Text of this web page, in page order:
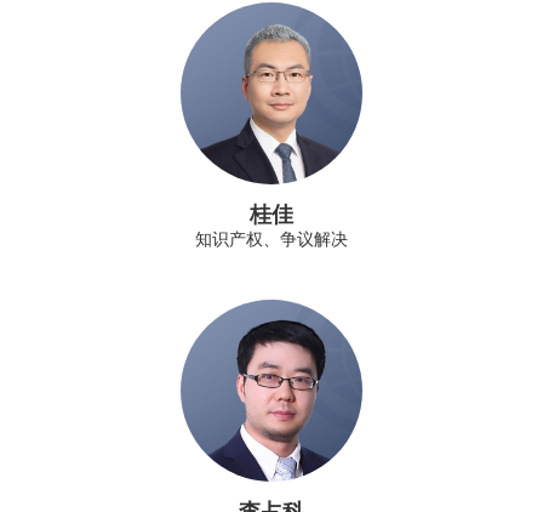
桂佳
知识产权、争议解决